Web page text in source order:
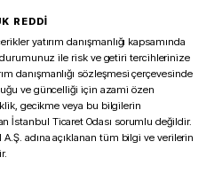
REDDİ
yatırım danışmanlığı kapsamında
durumunuz ile risk ve getiri tercihlerinize
danışmanlığı sözleşmesi çerçevesinde
ve güncelliği için azami özen
gecikme veya bu bilgilerin
İstanbul Ticaret Odası sorumlu değildir.
adına açıklanan tüm bilgi ve verilerin